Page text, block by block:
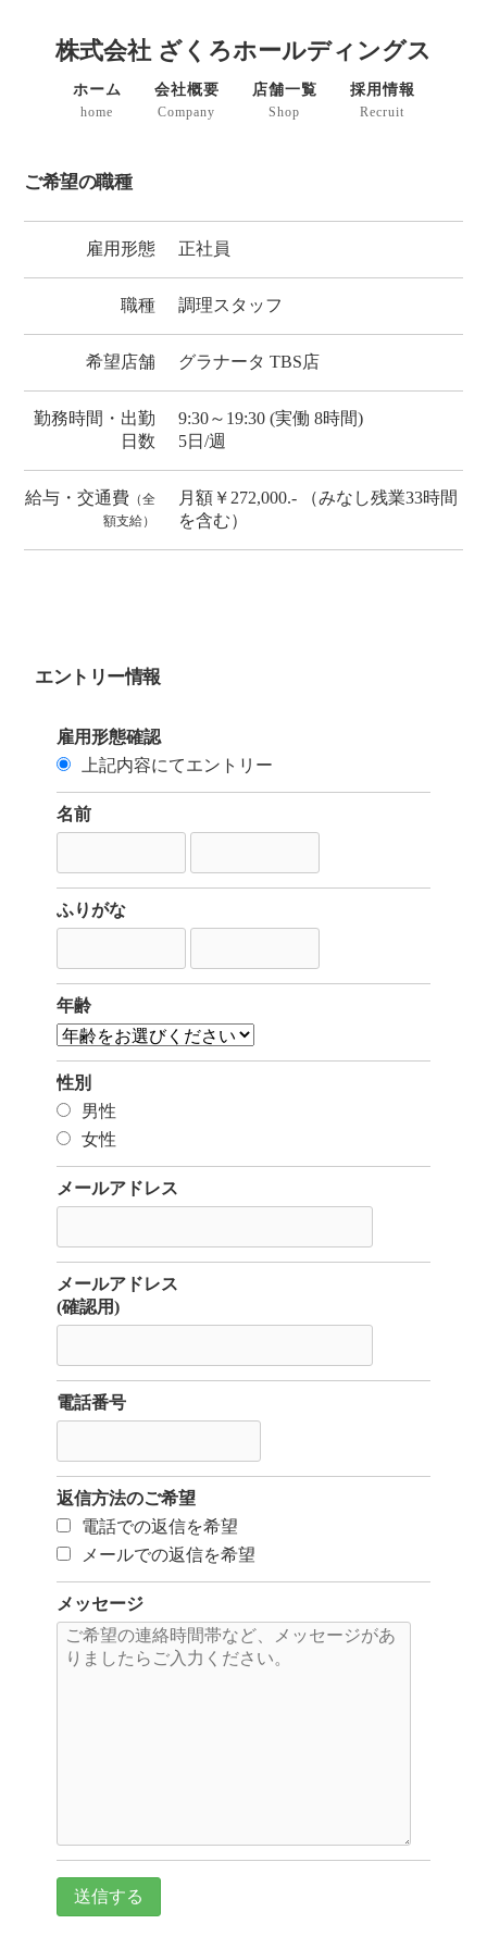
株式会社 ざくろホールディングス
ホーム
home
会社概要
Company
店舗一覧
Shop
採用情報
Recruit
ご希望の職種
雇用形態 正社員
職種 調理スタッフ
希望店舗 グラナータ TBS店
勤務時間・出勤
日数
9:30～19:30 (実働 8時間)
5日/週
給与・交通費 （全
額支給）
月額￥272,000.- （みなし残業33時間
を含む）
エントリー情報
雇用形態確認
上記内容にてエントリー
名前
ふりがな
年齢
性別
男性
女性
メールアドレス
メールアドレス
(確認用)
電話番号
返信方法のご希望
電話での返信を希望
メールでの返信を希望
メッセージ